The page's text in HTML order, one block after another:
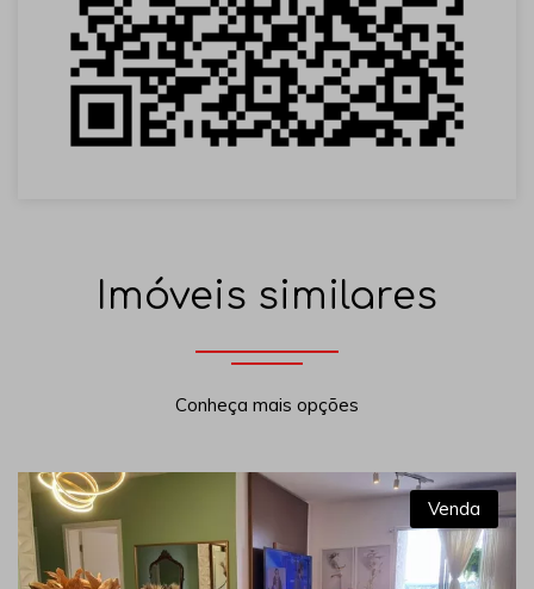
Imóveis similares
Conheça mais opções
Venda